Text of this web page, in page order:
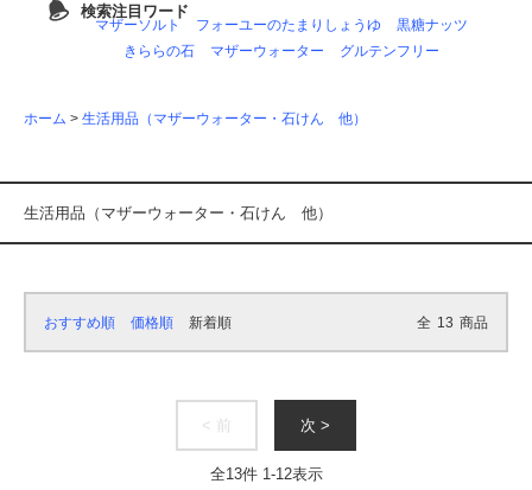
検索注目ワード
マザーソルト フォーユーのたまりしょうゆ
黒糖ナッツ
きららの石
マザーウォーター グルテンフリー
ホーム > 生活用品（マザーウォーター・石けん 他）
生活用品（マザーウォーター・石けん 他）
おすすめ順 価格順 新着順 全 13 商品
< 前 次 >
全13件 1-12表示